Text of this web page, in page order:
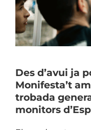
Des d’avui ja
Monifesta’t
trobada
monitors